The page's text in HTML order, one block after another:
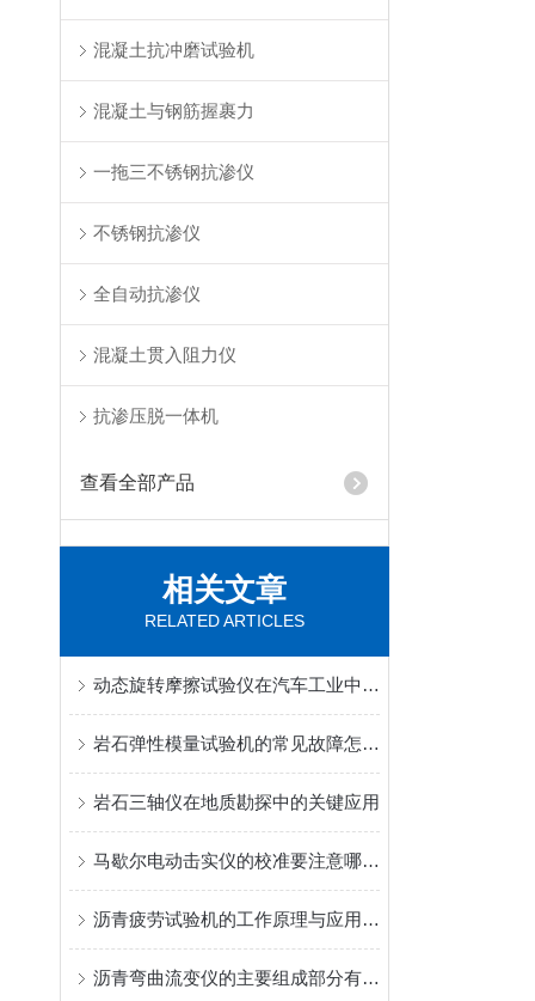
混凝土抗冲磨试验机
混凝土与钢筋握裹力
一拖三不锈钢抗渗仪
不锈钢抗渗仪
全自动抗渗仪
混凝土贯入阻力仪
抗渗压脱一体机
查看全部产品
相关文章
RELATED ARTICLES
动态旋转摩擦试验仪在汽车工业中的应用
岩石弹性模量试验机的常见故障怎么解决
岩石三轴仪在地质勘探中的关键应用
马歇尔电动击实仪的校准要注意哪些细节
沥青疲劳试验机的工作原理与应用分析
沥青弯曲流变仪的主要组成部分有哪些？